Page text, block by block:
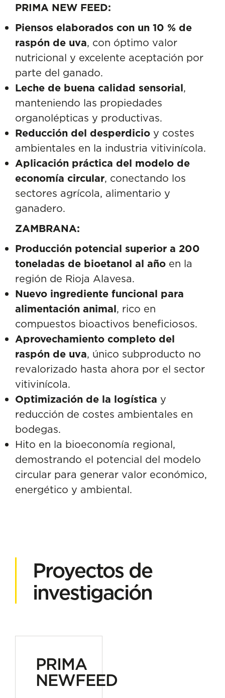
PRIMA NEW FEED:
Piensos elaborados con un 10 % de
raspón de uva, con óptimo valor
nutricional y excelente aceptación por
parte del ganado.
Leche de buena calidad sensorial,
manteniendo las propiedades
organolépticas y productivas.
Reducción del desperdicio y costes
ambientales en la industria vitivinícola.
Aplicación práctica del modelo de
economía circular, conectando los
sectores agrícola, alimentario y
ganadero.
ZAMBRANA:
Producción potencial superior a 200
toneladas de bioetanol al año en la
región de Rioja Alavesa.
Nuevo ingrediente funcional para
alimentación animal, rico en
compuestos bioactivos beneficiosos.
Aprovechamiento completo del
raspón de uva, único subproducto no
revalorizado hasta ahora por el sector
vitivinícola.
Optimización de la logística y
reducción de costes ambientales en
bodegas.
Hito en la bioeconomía regional,
demostrando el potencial del modelo
circular para generar valor económico,
energético y ambiental.
Proyectos de
investigación
PRIMA
NEWFEED